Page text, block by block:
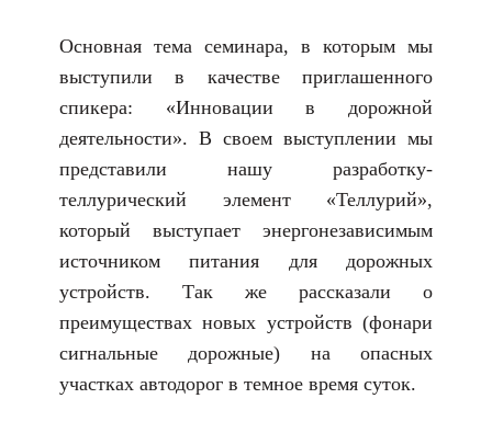
Основная тема семинара, в которым мы
выступили в качестве приглашенного
спикера: «Инновации в дорожной
деятельности». В своем выступлении мы
представили нашу разработку-
теллурический элемент «Теллурий»,
который выступает энергонезависимым
источником питания для дорожных
устройств. Так же рассказали о
преимуществах новых устройств (фонари
сигнальные дорожные) на опасных
участках автодорог в темное время суток.